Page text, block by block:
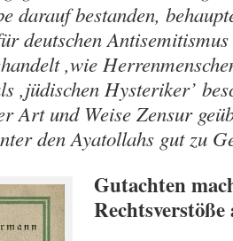
darauf bestanden,
deutschen
,wie
,jüdischen Hysteriker’
Art und Weise Zensur
den Ayatollahs gut zu
Gutachten